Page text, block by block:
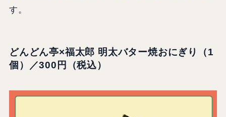
す。
どんどん亭×福太郎 明太バター焼おにぎり（1
個）／300円（税込）